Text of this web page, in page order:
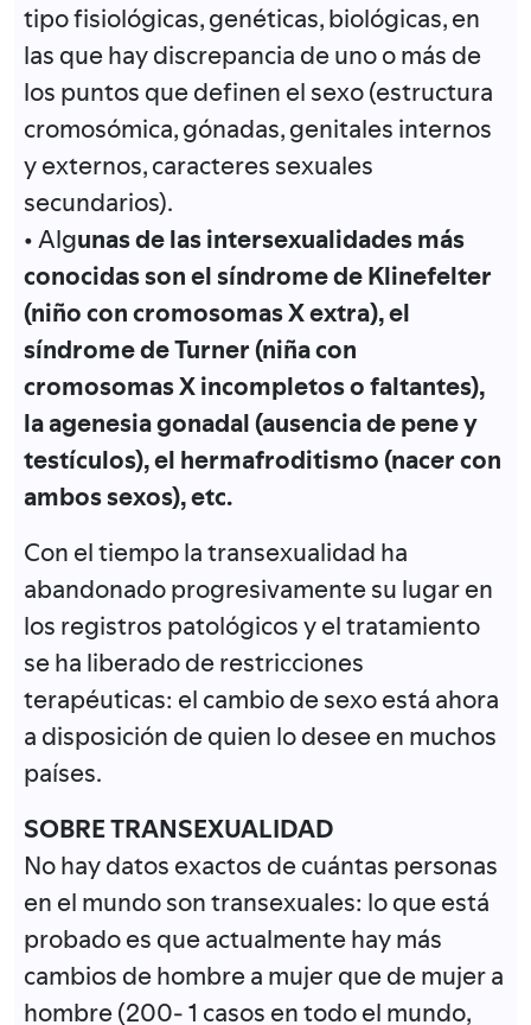
tipo fisiológicas, genéticas, biológicas, en
las que hay discrepancia de uno o más de
los puntos que definen el sexo (estructura
cromosómica, gónadas, genitales internos
y externos, caracteres sexuales
secundarios).
• Algunas de las intersexualidades más
conocidas son el síndrome de Klinefelter
(niño con cromosomas X extra), el
síndrome de Turner (niña con
cromosomas X incompletos o faltantes),
la agenesia gonadal (ausencia de pene y
testículos), el hermafroditismo (nacer con
ambos sexos), etc.
Con el tiempo la transexualidad ha
abandonado progresivamente su lugar en
los registros patológicos y el tratamiento
se ha liberado de restricciones
terapéuticas: el cambio de sexo está ahora
a disposición de quien lo desee en muchos
países.
SOBRE TRANSEXUALIDAD
No hay datos exactos de cuántas personas
en el mundo son transexuales: lo que está
probado es que actualmente hay más
cambios de hombre a mujer que de mujer a
hombre (200- 1 casos en todo el mundo,